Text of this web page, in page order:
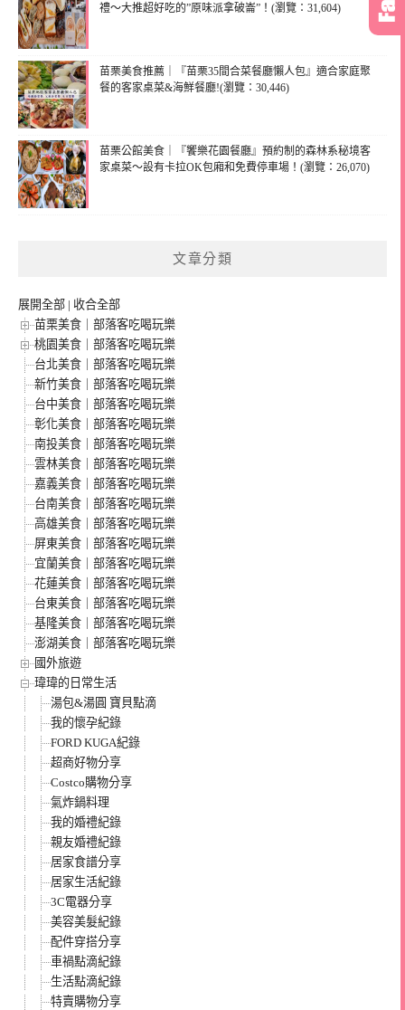
禮～大推超好吃的”原味派拿破崙”！(瀏覽：31,604)
苗栗美食推薦｜『苗栗35間合菜餐廳懶人包』適合家庭聚
餐的客家桌菜&海鮮餐廳!(瀏覽：30,446)
苗栗公館美食｜『饗樂花園餐廳』預約制的森林系秘境客
家桌菜～設有卡拉OK包廂和免費停車場！(瀏覽：26,070)
文章分類
展開全部 | 收合全部
苗栗美食｜部落客吃喝玩樂
桃園美食｜部落客吃喝玩樂
台北美食｜部落客吃喝玩樂
新竹美食｜部落客吃喝玩樂
台中美食｜部落客吃喝玩樂
彰化美食｜部落客吃喝玩樂
南投美食｜部落客吃喝玩樂
雲林美食｜部落客吃喝玩樂
嘉義美食｜部落客吃喝玩樂
台南美食｜部落客吃喝玩樂
高雄美食｜部落客吃喝玩樂
屏東美食｜部落客吃喝玩樂
宜蘭美食｜部落客吃喝玩樂
花蓮美食｜部落客吃喝玩樂
台東美食｜部落客吃喝玩樂
基隆美食｜部落客吃喝玩樂
澎湖美食｜部落客吃喝玩樂
國外旅遊
瑋瑋的日常生活
湯包&湯圓 寶貝點滴
我的懷孕紀錄
FORD KUGA紀錄
超商好物分享
Costco購物分享
氣炸鍋料理
我的婚禮紀錄
親友婚禮紀錄
居家食譜分享
居家生活紀錄
3C電器分享
美容美髮紀錄
配件穿搭分享
車禍點滴紀錄
生活點滴紀錄
特賣購物分享